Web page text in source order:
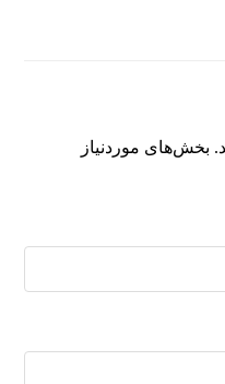
بخش‌های موردنیاز